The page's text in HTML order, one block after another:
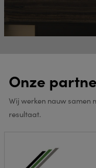
Onze
Wij werken nauw samen
resultaat.